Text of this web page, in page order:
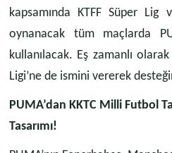
kapsamında KTFF Süper Lig
oynanacak tüm maçlarda
kullanılacak. Eş zamanlı
Ligi’ne de ismini vererek
PUMA’dan KKTC Milli Futbol
Tasarımı!